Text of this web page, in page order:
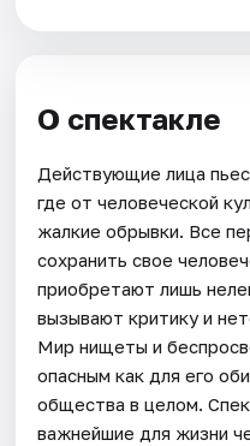
О спектакле
Действующие лица
где от человеческой
жалкие обрывки. Все
сохранить свое
приобретают лишь
вызывают критику и
Мир нищеты и
опасным как для его
общества в целом.
важнейшие для жизни